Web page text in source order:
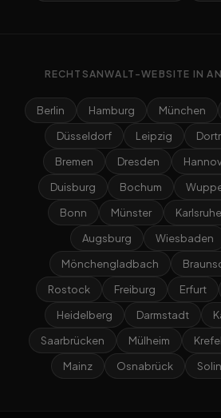
RECHTSANWALT-WEBSITE IN
Berlin Hamburg München
Düsseldorf
Leipzig
Bremen
Dresden
Duisburg
Bochum
Bonn
Münster Karlsruhe
Augsburg
Wiesbaden
Mönchengladbach
Rostock
Freiburg Erfurt
Heidelberg
Darmstadt
Saarbrücken
Mülheim
Mainz
Osnabrück